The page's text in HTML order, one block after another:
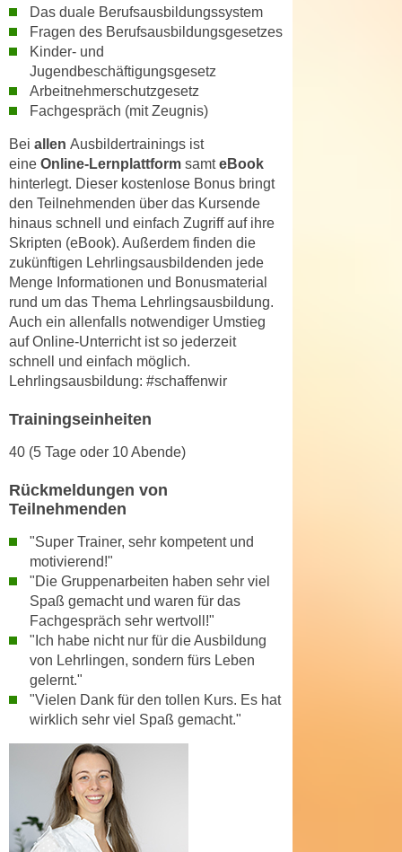
Das duale Berufsausbildungssystem
Fragen des Berufsausbildungsgesetzes
Kinder- und
Jugendbeschäftigungsgesetz
Arbeitnehmerschutzgesetz
Fachgespräch (mit Zeugnis)
Bei allen Ausbildertrainings ist
eine Online-Lernplattform samteBook
hinterlegt. Dieser kostenlose Bonus bringt
den Teilnehmenden über das Kursende
hinaus schnell und einfach Zugriff auf ihre
Skripten (eBook). Außerdem finden die
zukünftigen Lehrlingsausbildenden jede
Menge Informationen und Bonusmaterial
rund um das Thema Lehrlingsausbildung.
Auch ein allenfalls notwendiger Umstieg
auf Online-Unterricht ist so jederzeit
schnell und einfach möglich.
Lehrlingsausbildung: #schaffenwir
Trainingseinheiten
40 (5 Tage oder 10 Abende)
Rückmeldungen von
Teilnehmenden
"Super Trainer, sehr kompetent und
motivierend!"
"Die Gruppenarbeiten haben sehr viel
Spaß gemacht und waren für das
Fachgespräch sehr wertvoll!"
"Ich habe nicht nur für die Ausbildung
von Lehrlingen, sondern fürs Leben
gelernt."
"Vielen Dank für den tollen Kurs. Es hat
wirklich sehr viel Spaß gemacht."
r
t
e
o
o
k
e
s
z
u
A
n
a
l
y
s
z
e
k
n
n
ü
a
n
.
e
n
n
S
i
e
d
e
r
C
o
o
e
S
e
t
u
z